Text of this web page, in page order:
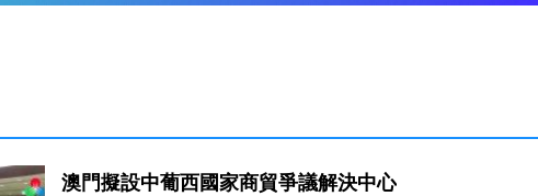
澳門擬設中葡西國家商貿爭議解決中心